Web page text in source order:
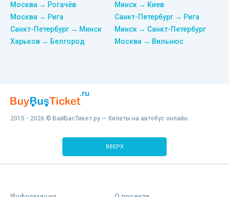
Москва → Рогачёв
Москва → Рига
Санкт-Петербург → Минск
Харьков → Белгород
Минск → Киев
Санкт-Петербург → Рига
Минск → Санкт-Петербург
Москва → Вильнюс
2015 - 2026 © БайБасТикет.ру — билеты на автобус онлайн.
ВВЕРХ